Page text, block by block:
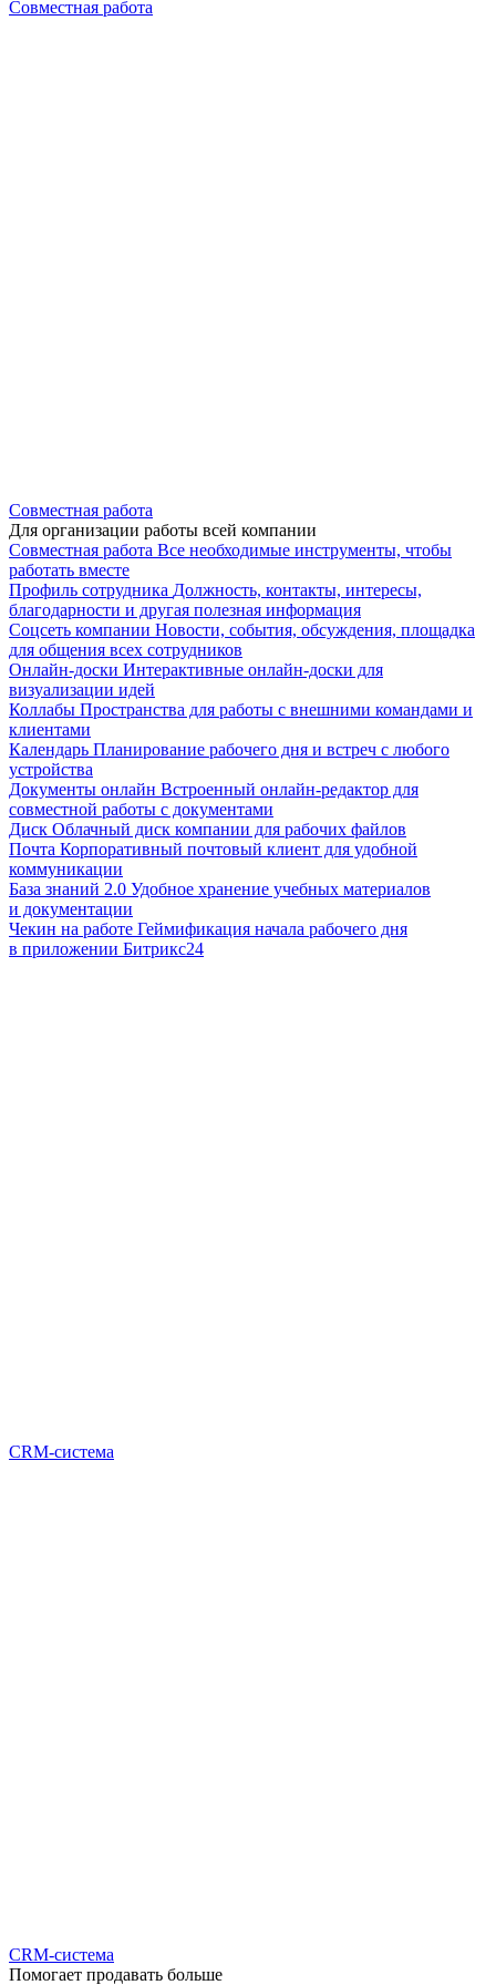
Совместная работа
Совместная работа
Для организации работы всей компании
Совместная работа Все необходимые инструменты, чтобы
работать вместе
Профиль сотрудника Должность, контакты, интересы,
благодарности и другая полезная информация
Соцсеть компании Новости, события, обсуждения, площадка
для общения всех сотрудников
Онлайн-доски Интерактивные онлайн-доски для
визуализации идей
Коллабы Пространства для работы с внешними командами и
клиентами
Календарь Планирование рабочего дня и встреч с любого
устройства
Документы онлайн Встроенный онлайн-редактор для
совместной работы с документами
Диск Облачный диск компании для рабочих файлов
Почта Корпоративный почтовый клиент для удобной
коммуникации
База знаний 2.0 Удобное хранение учебных материалов
и документации
Чекин на работе Геймификация начала рабочего дня
в приложении Битрикс24
CRM-система
CRM-система
Помогает продавать больше